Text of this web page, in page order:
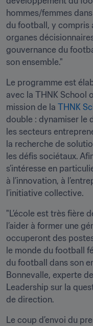
hommes/femmes
du football, y compris
organes
gouvernance du
son ensemble."
Le programme est
avec la THNK School
mission de la THNK
double : dynamiser le
les secteurs
la recherche de
les défis sociétaux.
s’intéresse en
à l’innovation, à
l’initiative collective.
"L’école est très fière
l’aider à former une
occuperont des
le monde du football
du football dans son
Bonnevalle, experte
Leadership sur la
de direction.
Le coup d’envoi du